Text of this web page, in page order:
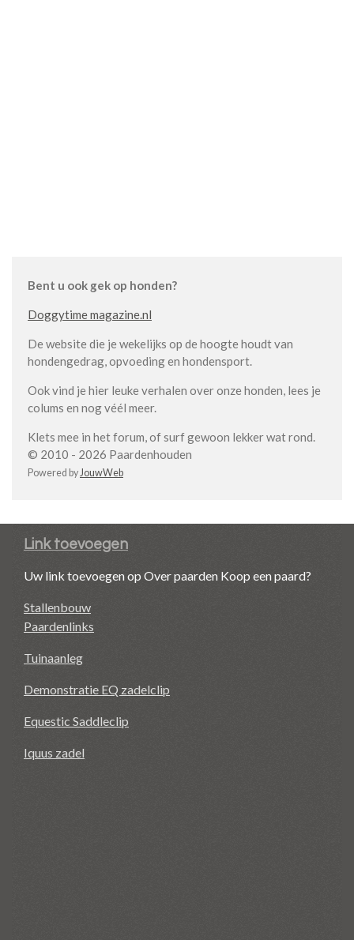
Bent u ook gek op honden?
Doggytime magazine.nl
De website die je wekelijks op de hoogte houdt van
hondengedrag, opvoeding en hondensport.
Ook vind je hier leuke verhalen over onze honden, lees je
colums en nog véél meer.
Klets mee in het forum, of surf gewoon lekker wat rond.
© 2010 - 2026 Paardenhouden
Powered byJouwWeb
Link toevoegen
Uw link toevoegen op Over paarden Koop een paard?
Stallenbouw
Paardenlinks
Tuinaanleg
Demonstratie EQ zadelclip
Equestic Saddleclip
Iquus zadel